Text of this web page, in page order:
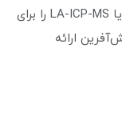
شاخص‌های دقیق و طیف رامان/FTIR یا LA-ICP-MS را برای
ارائه